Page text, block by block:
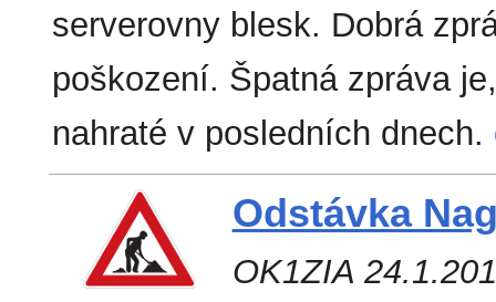
serverovny blesk. Dobrá
poškození. Špatná zpráva
nahraté v posledních dnech.
Odstávka
OK1ZIA